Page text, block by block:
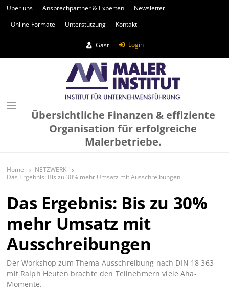
Über uns Ansprechpartner & Experten
Newsletter
Online-Formate
Unterstützung Kontakt
Gast Login
Übersichtliche Finanzen & effiziente
Organisation für erfolgreiche
Malerbetriebe.
Home
NETZWERK
Das Ergebnis: Bis zu 30% mehr Umsatz mit Ausschreibungen
Das Ergebnis: Bis zu 30%
mehr Umsatz mit
Ausschreibungen
Der Workshop zum Thema Ausschreibung nach DIN 18 363
mit Ralph Heuten brachte den Teilnehmern viele Aha-
Momente.